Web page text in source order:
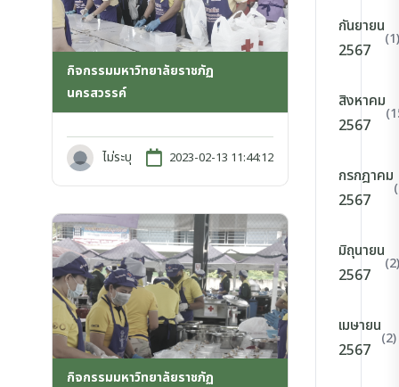
กิจกรรมมหาวิทยาลัยราชภัฏ
นครสวรรค์
ไม่ระบุ 2023-02-13 11:44:12
กิจกรรมมหาวิทยาลัยราชภัฏ
กันยายน
2567
(1)
สิงหาคม
2567
กรกฎาคม
2567
มิถุนายน
2567
(2)
เมษายน
2567
(2)